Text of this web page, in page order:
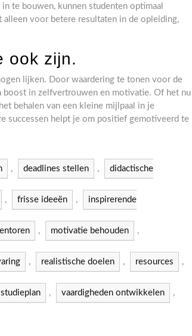
te bouwen, kunnen studenten optimaal
alleen voor betere resultaten in de opleiding,
ook zijn.
lijken. Door waardering te tonen voor de
boost in zelfvertrouwen en motivatie. Of het nu
behalen van een kleine mijlpaal in je
successen helpt je om positief gemotiveerd te
, deadlines stellen , didactische
, frisse ideeën , inspirerende
, motivatie behouden ,
, realistische doelen , resources ,
studieplan , vaardigheden ontwikkelen ,